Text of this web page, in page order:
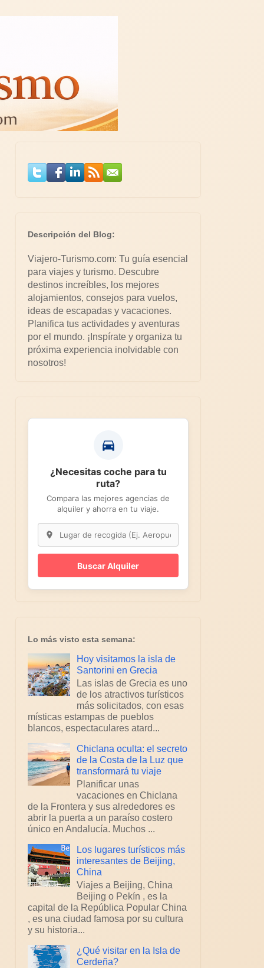
Descripción del Blog:
Viajero-Turismo.com: Tu guía esencial
para viajes y turismo. Descubre
destinos increíbles, los mejores
alojamientos, consejos para vuelos,
ideas de escapadas y vacaciones.
Planifica tus actividades y aventuras
por el mundo. ¡Inspírate y organiza tu
próxima experiencia inolvidable con
nosotros!
¿Necesitas coche para tu
ruta?
Compara las mejores agencias de
alquiler y ahorra en tu viaje.
Buscar Alquiler
Lo más visto esta semana:
Hoy visitamos la isla de
Santorini en Grecia
Las islas de Grecia es uno
de los atractivos turísticos
más solicitados, con esas
místicas estampas de pueblos
blancos, espectaculares atard...
Chiclana oculta: el secreto
de la Costa de la Luz que
transformará tu viaje
Planificar unas
vacaciones en Chiclana
de la Frontera y sus alrededores es
abrir la puerta a un paraíso costero
único en Andalucía. Muchos ...
Los lugares turísticos más
interesantes de Beijing,
China
Viajes a Beijing, China
Beijing o Pekín , es la
capital de la República Popular China
, es una ciudad famosa por su cultura
y su historia...
¿Qué visitar en la Isla de
Cerdeña?